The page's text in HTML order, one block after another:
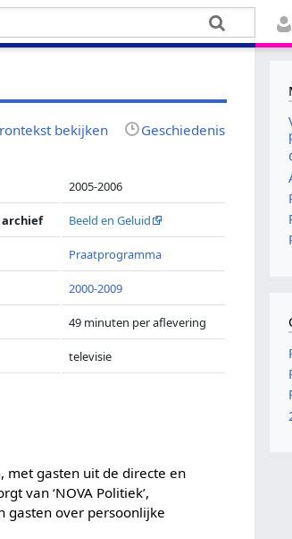
bekijken Geschiedenis
2005-2006
archief Beeld en Geluid
Praatprogramma
2000-2009
49 minuten per aflevering
televisie
, met gasten uit de directe en
van ‘NOVA Politiek’,
gasten over persoonlijke